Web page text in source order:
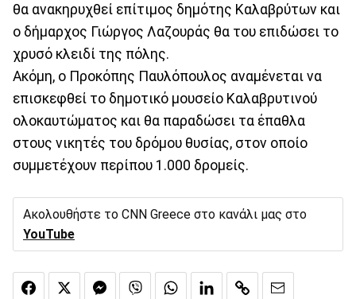
θα ανακηρυχθεί επίτιμος δημότης Καλαβρύτων και
ο δήμαρχος Γιώργος Λαζουράς θα του επιδώσει το
χρυσό κλειδί της πόλης.
Ακόμη, ο Προκόπης Παυλόπουλος αναμένεται να
επισκεφθεί το δημοτικό μουσείο Καλαβρυτινού
ολοκαυτώματος και θα παραδώσει τα έπαθλα
στους νικητές του δρόμου θυσίας, στον οποίο
συμμετέχουν περίπου 1.000 δρομείς.
Ακολουθήστε το CNN Greece στο κανάλι μας στο
YouTube